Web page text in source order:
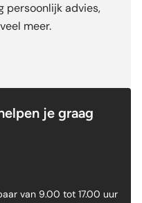
persoonlijk advies,
meer.
je graag
van 9.00 tot 17.00 uur